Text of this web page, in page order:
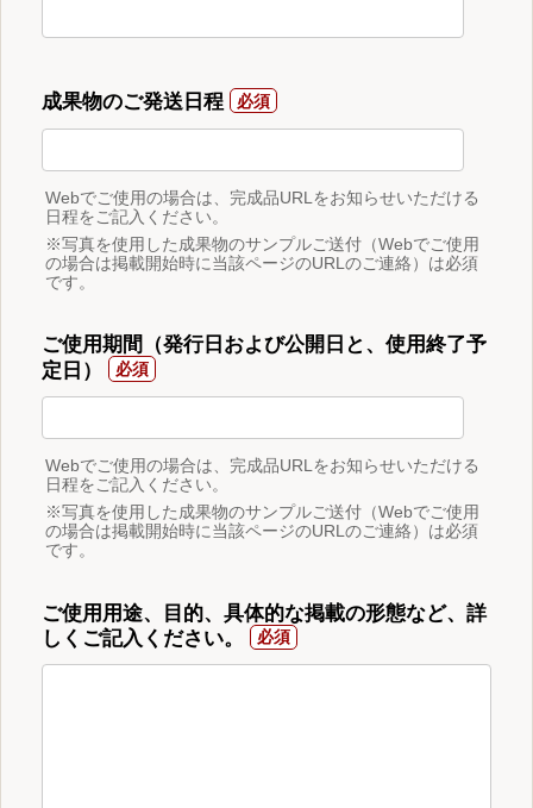
成果物のご発送日程
Webでご使用の場合は、完成品URLをお知らせいただける
日程をご記入ください。
※写真を使用した成果物のサンプルご送付（Webでご使用
の場合は掲載開始時に当該ページのURLのご連絡）は必須
です。
ご使用期間（発行日および公開日と、使用終了予
定日）
Webでご使用の場合は、完成品URLをお知らせいただける
日程をご記入ください。
※写真を使用した成果物のサンプルご送付（Webでご使用
の場合は掲載開始時に当該ページのURLのご連絡）は必須
です。
ご使用用途、目的、具体的な掲載の形態など、詳
しくご記入ください。